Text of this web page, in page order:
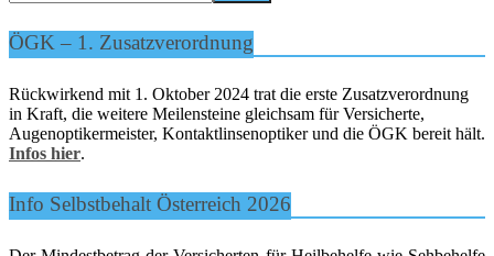
ÖGK – 1. Zusatzverordnung
Rückwirkend mit 1. Oktober 2024 trat die erste Zusatzverordnung
in Kraft, die weitere Meilensteine gleichsam für Versicherte,
Augenoptikermeister, Kontaktlinsenoptiker und die ÖGK bereit hält.
Infos hier.
Info Selbstbehalt Österreich 2026